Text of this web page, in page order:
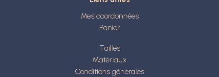
Mes coordonnées
Panier
Tailles
Matériaux
Conditions générales